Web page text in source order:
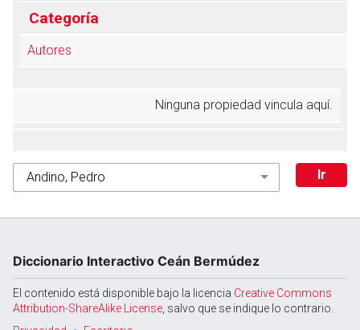
Categoría
Autores
Ninguna propiedad vincula aquí.
Diccionario Interactivo Ceán Bermúdez
El contenido está disponible bajo la licencia Creative Commons
Attribution-ShareAlike License , salvo que se indique lo contrario.